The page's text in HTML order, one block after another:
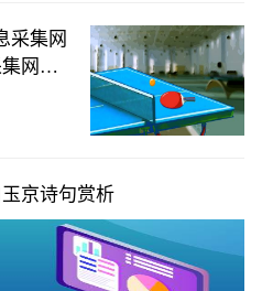
采集网
网官
京诗句赏析